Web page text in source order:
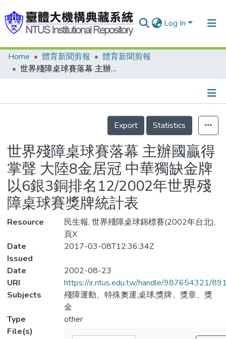
Log In
Communities & Collections
Statistics
Home 體育新聞剪報
體育新聞剪報
世界殘障桌球賽落幕 主辦國贏得掌聲 大陸8金居冠 中華獨缺金牌 以6銀3銅排名12/2002年世界殘障桌球賽獎牌統計表
Details
Export
Statistics
世界殘障桌球賽落幕 主辦國贏得
掌聲 大陸8金居冠 中華獨缺金牌
以6銀3銅排名12/2002年世界殘
障桌球賽獎牌統計表
Resource
民生報, 世界殘障桌球錦標賽(2002年台北),
頁X
Date
Issued
2017-03-08T12:36:34Z
Date
2002-08-23
URI
https://ir.ntus.edu.tw/handle/987654321/
Subjects
殘障運動、特殊奧運;桌球;獎牌、獎章、獎
金
Type
other
File(s)